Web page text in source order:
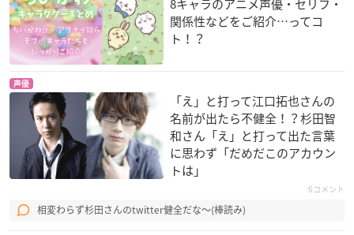
8キャラのアニメ声優・セリフ・
関係性などをご紹介…ってコ
ト！？
声優
「え」と打って江口拓也さんの
名前が出たら不健全！？杉田智
和さん「え」と打って出た言葉
に思わず「だめだこのアカウン
トは」
6コメント
相変わらず杉田さんのtwitter健全だな〜(棒読み)